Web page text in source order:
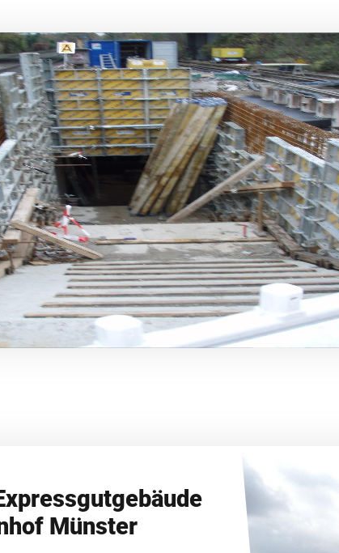
Münster